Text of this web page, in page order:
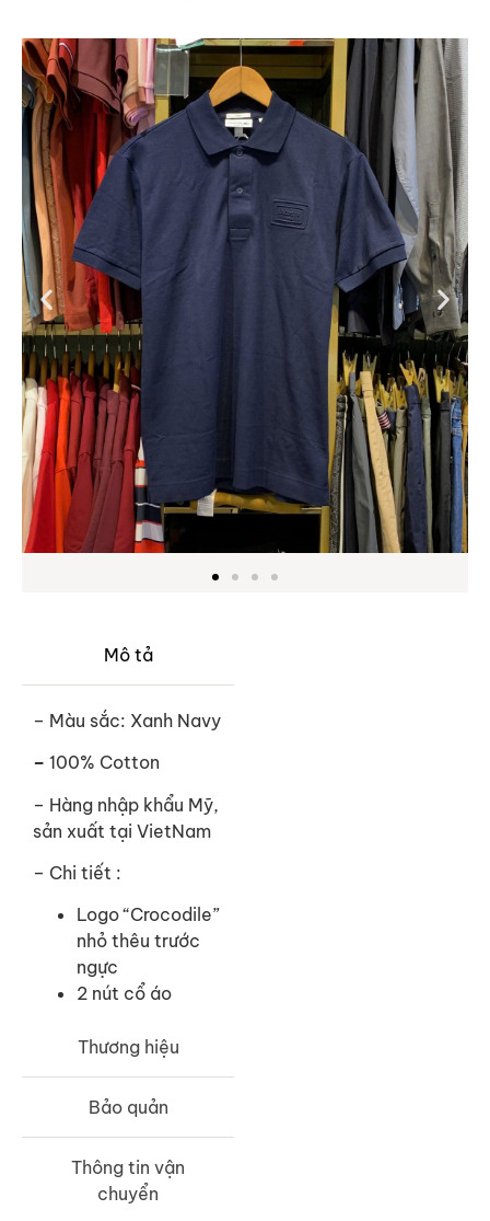
Mô tả
Thương hiệu
Bảo quản
Thông tin vận
chuyển
– Màu sắc: Xanh Navy
– 100% Cotton
– Hàng nhập khẩu Mỹ,
sản xuất tại VietNam
– Chi tiết :
Logo “Crocodile”
nhỏ thêu trước
ngực
2 nút cổ áo